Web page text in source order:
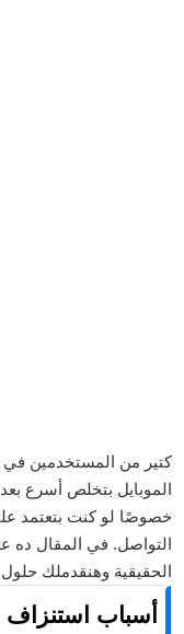
كتير من المستخدمين في
الموبايل بتخلص أسرع
خصوصًا لو كنت بتعتمد
التواصل. في المقال ده
الحقيقية وهنقدملك
أسباب استنزاف